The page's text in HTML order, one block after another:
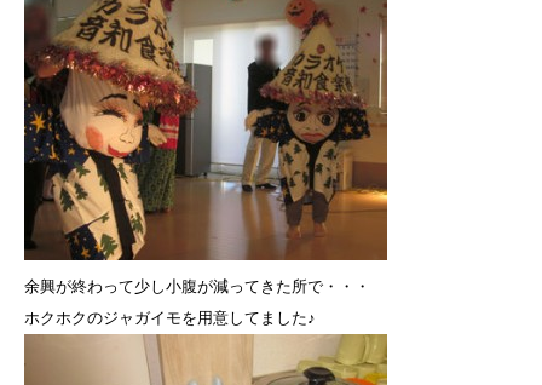
余興が終わって少し小腹が減ってきた所で・・・
ホクホクのジャガイモを用意してました♪